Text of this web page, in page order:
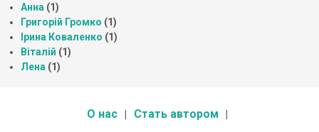
Анна (1)
Григорій Громко (1)
Ірина Коваленко (1)
Віталій (1)
Лена (1)
О нас Стать автором